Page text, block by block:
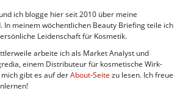
ich blogge hier seit 2010 über meine
In meinem wöchentlichen Beauty Briefing teile ich
Leidenschaft für Kosmetik.
arbeite ich als Market Analyst und
einem Distributeur für kosmetische Wirk-
gibt es auf derAbout-Seite zu lesen. Ich freue